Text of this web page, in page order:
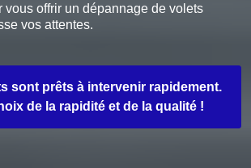
vous offrir un dépannage de volets
vos attentes.
sont prêts à intervenir rapidement.
de la rapidité et de la qualité !